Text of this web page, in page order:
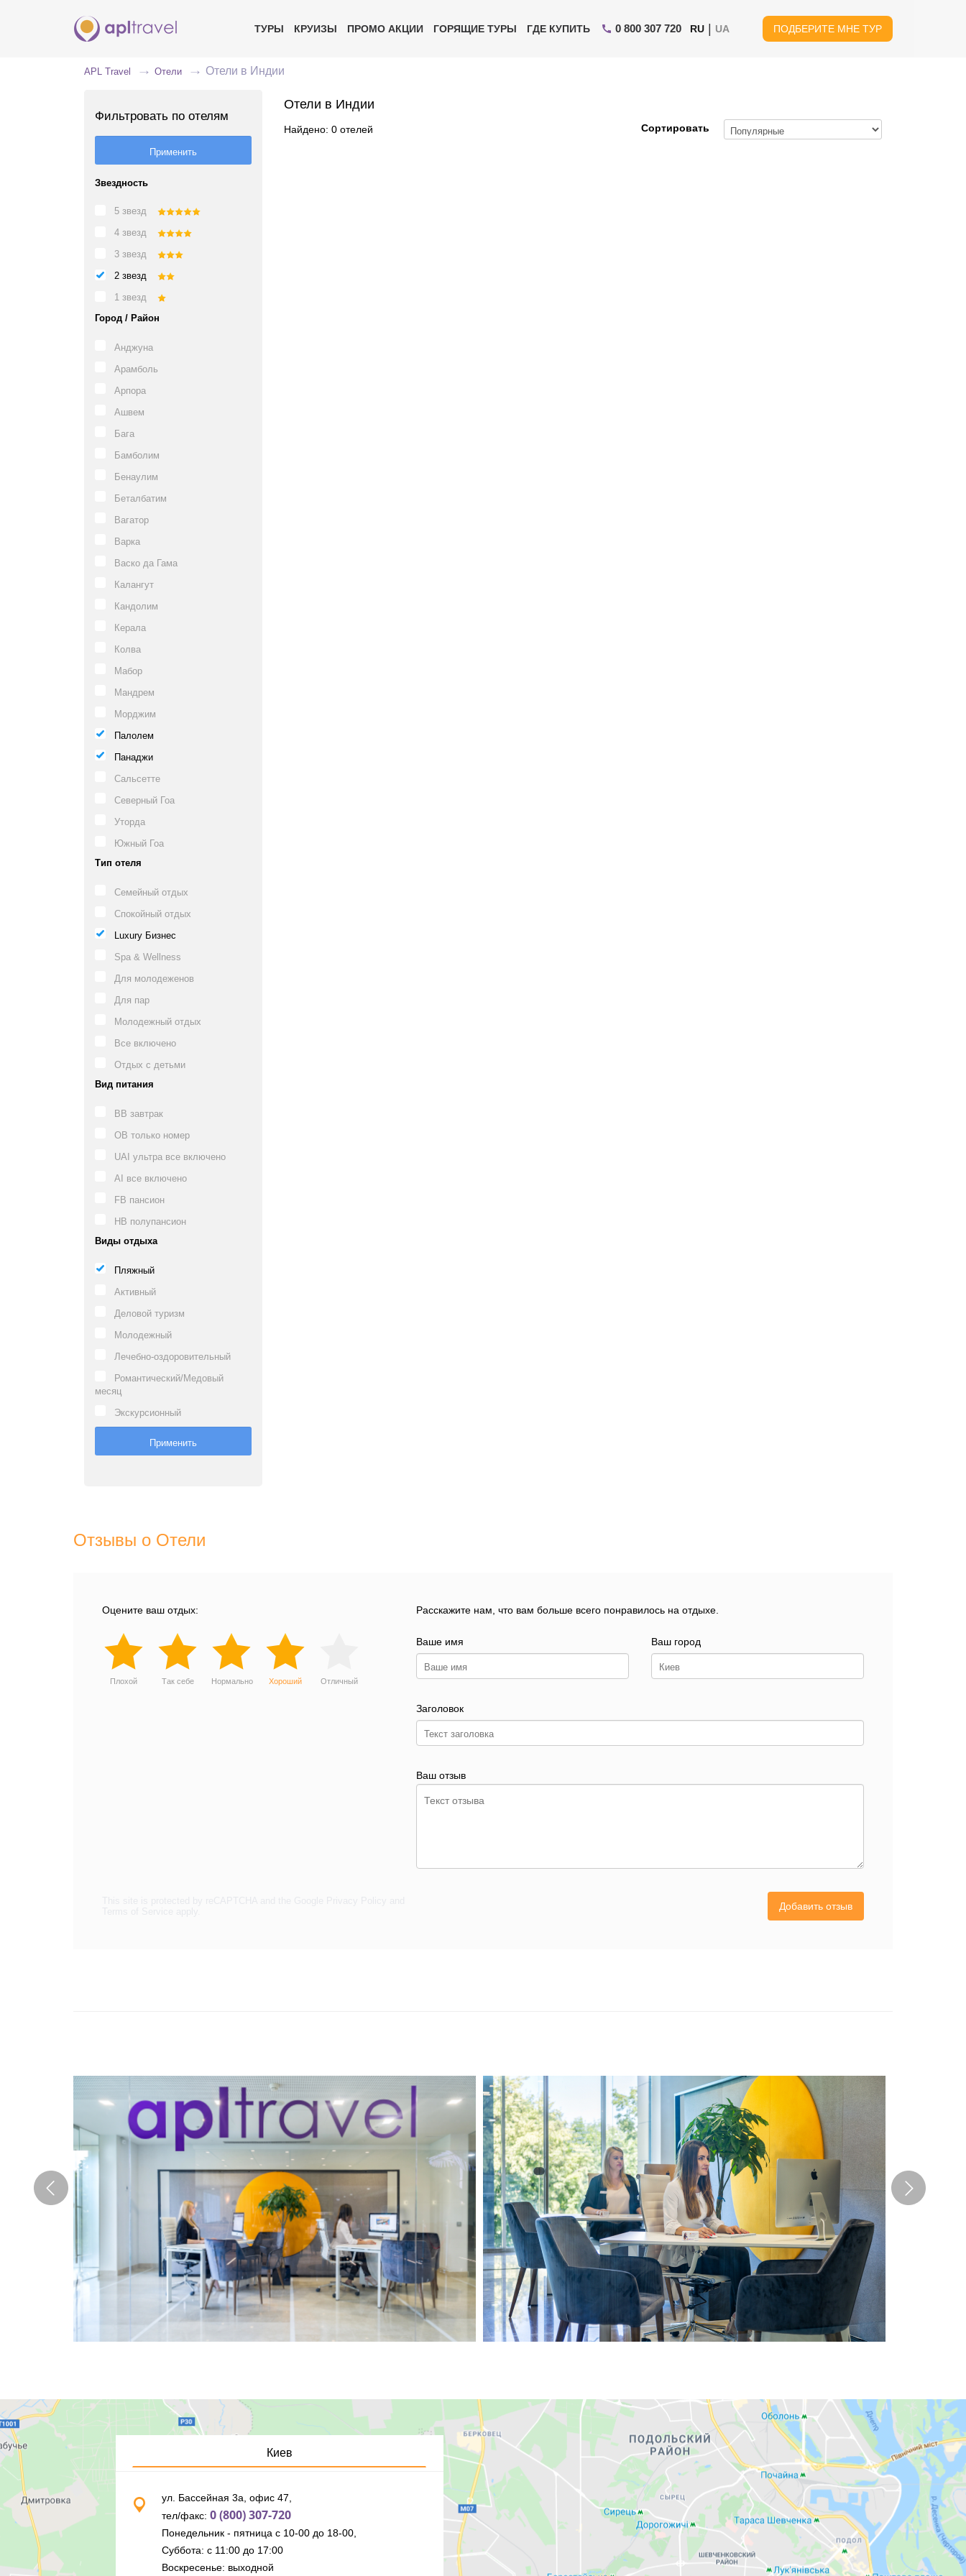
ТУРЫ КРУИЗЫ ПРОМО АКЦИИ ГОРЯЩИЕ ТУРЫ ГДЕ КУПИТЬ 0 800 307 720 RU | UA ПОДБЕРИТЕ МНЕ ТУР
APL Travel Отели Отели в Индии
Фильтровать по отелям
Звездность
5 звезд
4 звезд
3 звезд
2 звезд
1 звезд
Город / Район
Анджуна
Арамболь
Арпора
Ашвем
Бага
Бамболим
Бенаулим
Беталбатим
Вагатор
Варка
Васко да Гама
Калангут
Кандолим
Керала
Колва
Мабор
Мандрем
Морджим
Палолем
Панаджи
Сальсетте
Северный Гоа
Уторда
Южный Гоа
Тип отеля
Семейный отдых
Спокойный отдых
Luxury Бизнес
Spa & Wellness
Для молодеженов
Для пар
Молодежный отдых
Все включено
Отдых с детьми
Вид питания
BB завтрак
OB только номер
UAI ультра все включено
AI все включено
FB пансион
HB полупансион
Виды отдыха
Пляжный
Активный
Деловой туризм
Молодежный
Лечебно-оздоровительный
Романтический/Медовый
месяц
Экскурсионный
Отели в Индии
Найдено: 0 отелей Сортировать
Отзывы о Отели
Оцените ваш отдых:
Плохой Так себе Нормально Хороший Отличный
Расскажите нам, что вам больше всего понравилось на отдыхе.
Ваше имя Ваш город
Заголовок
Ваш отзыв
Добавить отзыв
Киев
ул. Бассейная 3а, офис 47,
тел/факс: 0 (800) 307-720
Понедельник - пятница с 10-00 до 18-00,
Суббота: с 11:00 до 17:00
Воскресенье: выходной